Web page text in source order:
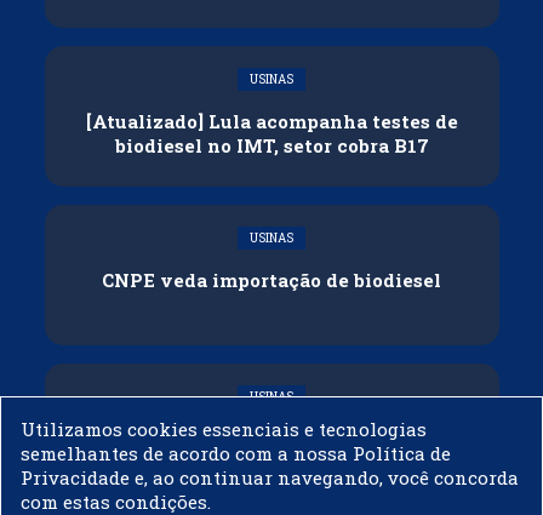
USINAS
[Atualizado] Lula acompanha testes de
biodiesel no IMT, setor cobra B17
USINAS
CNPE veda importação de biodiesel
USINAS
Acelen Renováveis assina acordo com
Bunge para óleo de soja em projeto na
Bahia
Utilizamos cookies essenciais e tecnologias
semelhantes de acordo com a nossa Política de
Privacidade e, ao continuar navegando, você concorda
com estas condições.